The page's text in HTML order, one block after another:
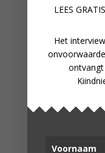
ONTBIJT
LEES
Het